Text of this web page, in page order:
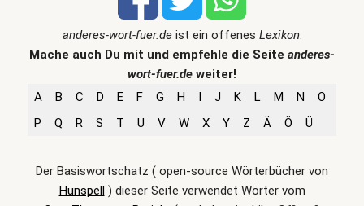
anderes-wort-fuer.deist ein offenes Lexikon.
Mache auch Du mit und empfehle die Seite anderes-
wort-fuer.de weiter!
A
B C D E F G H I J K L M N
O
P
Q R S T U V W X Y Z Ä Ö Ü
Der Basiswortschatz ( open-source Wörterbücher von
Hunspell) dieser Seite verwendet Wörter vom